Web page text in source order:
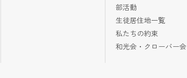
部活動
生徒居住地一覧
私たちの約束
和光会・クローバー会